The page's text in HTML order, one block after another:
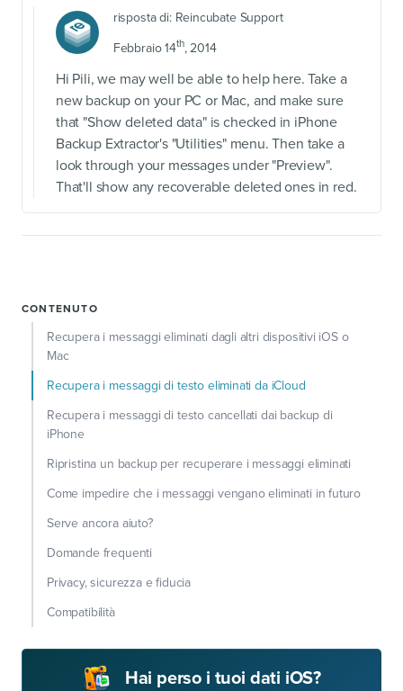
risposta di: Reincubate Support
Febbraio 14th, 2014
Hi Pili, we may well be able to help here. Take a
new backup on your PC or Mac, and make sure
that "Show deleted data" is checked in iPhone
Backup Extractor's "Utilities" menu. Then take a
look through your messages under "Preview".
That'll show any recoverable deleted ones in red.
CONTENUTO
Recupera i messaggi eliminati dagli altri dispositivi iOS o
Mac
Recupera i messaggi di testo eliminati da iCloud
Recupera i messaggi di testo cancellati dai backup di
iPhone
Ripristina un backup per recuperare i messaggi eliminati
Come impedire che i messaggi vengano eliminati in futuro
Serve ancora aiuto?
Domande frequenti
Privacy, sicurezza e fiducia
Compatibilità
Hai perso i tuoi dati iOS?